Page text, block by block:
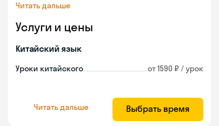
Читать дальше
Услуги и цены
Китайский язык
Уроки китайского от 1590 ₽ / урок
Читать дальше Выбрать время